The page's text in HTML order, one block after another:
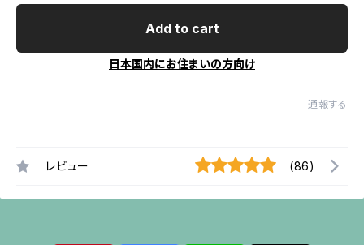
Add to cart
日本国内にお住まいの方向け
通報する
レビュー (86)